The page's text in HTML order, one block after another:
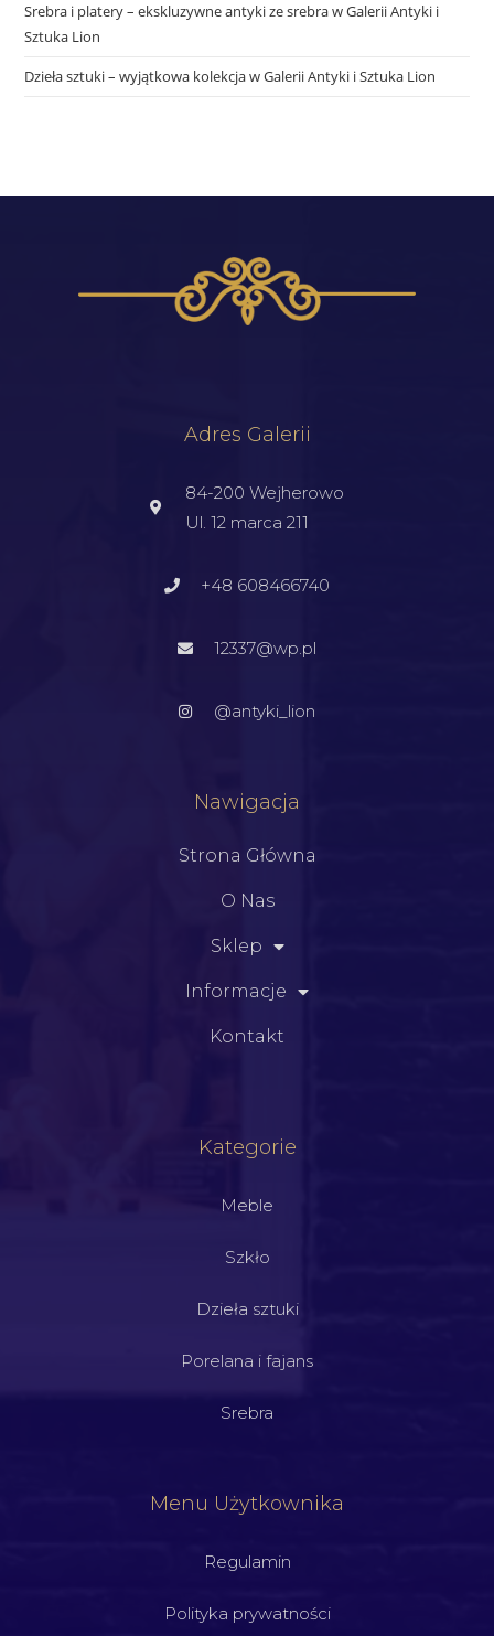
Srebra i platery – ekskluzywne antyki ze srebra w Galerii Antyki i
Sztuka Lion
Dzieła sztuki – wyjątkowa kolekcja w Galerii Antyki i Sztuka Lion
Adres Galerii
84-200 Wejherowo
Ul. 12 marca 211
+48 608466740
12337@wp.pl
@antyki_lion
Nawigacja
Strona Główna
O Nas
Sklep
Informacje
Kontakt
Kategorie
Meble
Szkło
Dzieła sztuki
Porelana i fajans
Srebra
Menu Użytkownika
Regulamin
Polityka prywatności